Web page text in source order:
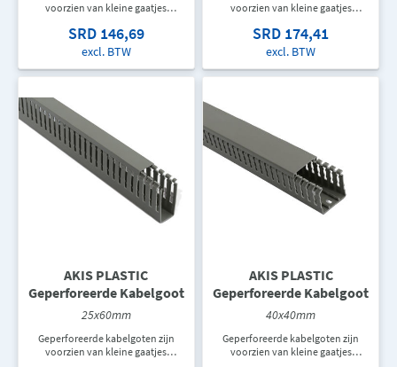
voorzien van kleine gaatjes
eenvoudig vastgemaakt kunnen
worden aan de bodem van de
SRD 146,69
excl. BTW
voorzien van kleine gaatjes
eenvoudig vastgemaakt kunnen
worden aan de bodem van de
SRD 174,41
excl. BTW
AKIS PLASTIC
Geperforeerde Kabelgoot
25x60mm
Geperforeerde kabelgoten zijn
voorzien van kleine gaatjes
AKIS PLASTIC
Geperforeerde Kabelgoot
40x40mm
Geperforeerde kabelgoten zijn
voorzien van kleine gaatjes